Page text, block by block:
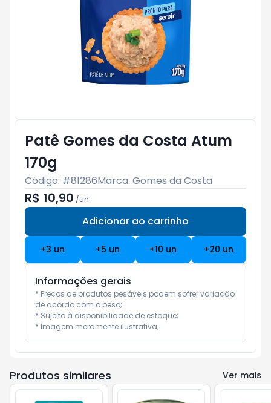
Patê Gomes da Costa Atum
170g
Código: #81286Marca: Gomes da Costa
R$ 10,90 /un
Adicionar ao carrinho
+3 un +5 un +10 un +20 un
Informações gerais
* Preços de produtos pesáveis podem sofrer variação
de acordo com o peso;
* Sujeito à disponibilidade de estoque;
* Imagem meramente ilustrativa;
Produtos similares Ver mais